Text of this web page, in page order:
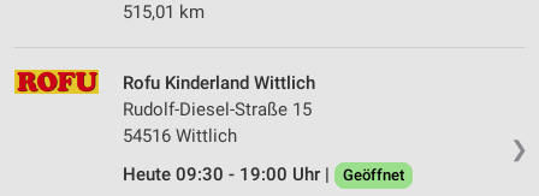
515,01 km
❯
Rofu Kinderland Wittlich
Rudolf-Diesel-Straße 15
54516 Wittlich
Heute 09:30 - 19:00 Uhr |
Geöffnet